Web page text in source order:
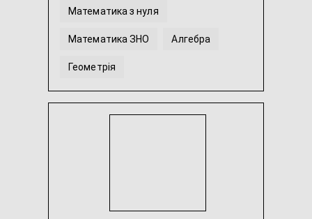
Математика з нуля
Математика ЗНО Алгебра
Геометрія
Алгебра та геометрія 7 клас ...